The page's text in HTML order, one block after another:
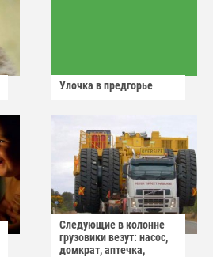
Улочка в предгорье
Следующие в колонне
грузовики везут: насос,
домкрат, аптечка,